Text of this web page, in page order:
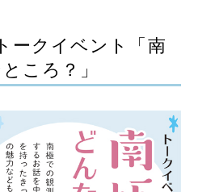
ークイベント「南
ころ？」